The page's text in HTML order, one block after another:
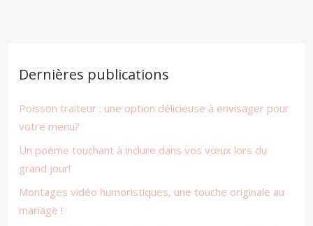
Dernières publications
Poisson traiteur : une option délicieuse à envisager pour
votre menu?
Un poème touchant à inclure dans vos vœux lors du
grand jour!
Montages vidéo humoristiques, une touche originale au
mariage !